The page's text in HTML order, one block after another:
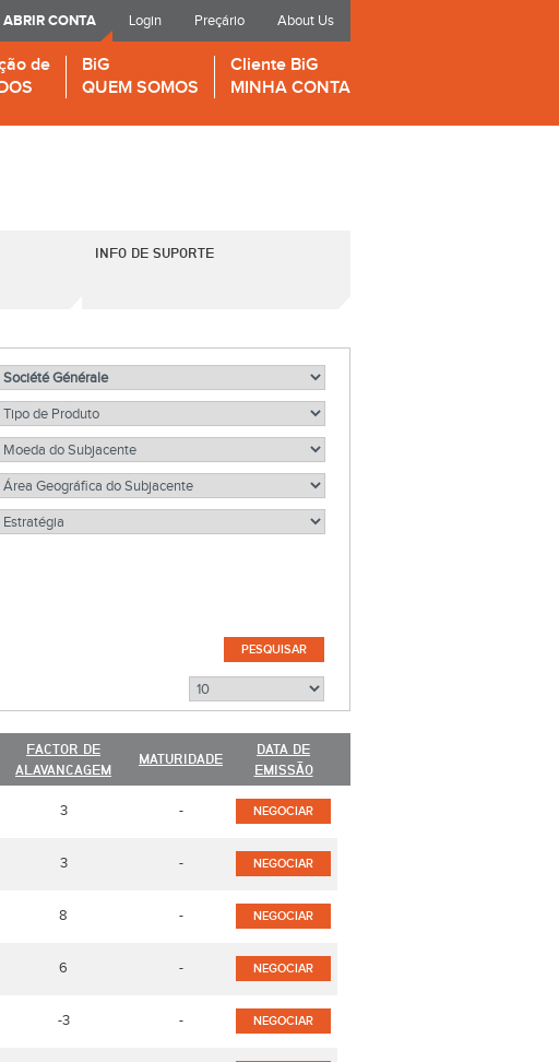
Login Preçário About Us
ABRIR CONTA
de
BiG
QUEM SOMOS
Cliente BiG
MINHA CONTA
INFO DE SUPORTE
FACTOR DE
ALAVANCAGEM
MATURIDADE
DATA DE
EMISSÃO
3 - NEGOCIAR
3 - NEGOCIAR
8 - NEGOCIAR
6 - NEGOCIAR
-3 - NEGOCIAR